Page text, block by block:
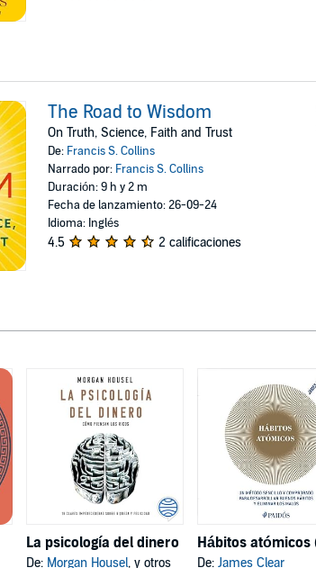
The Road to Wisdom
On Truth, Science, Faith and Trust
De: Francis S. Collins
Narrado por: Francis S. Collins
Duración: 9 h y 2 m
Fecha de lanzamiento: 26-09-24
Idioma: Inglés
4.5 2 calificaciones
La psicología del dinero
De: Morgan Housel, y otros De: James Clear